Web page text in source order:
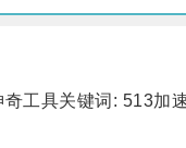
具关键词: 513加速